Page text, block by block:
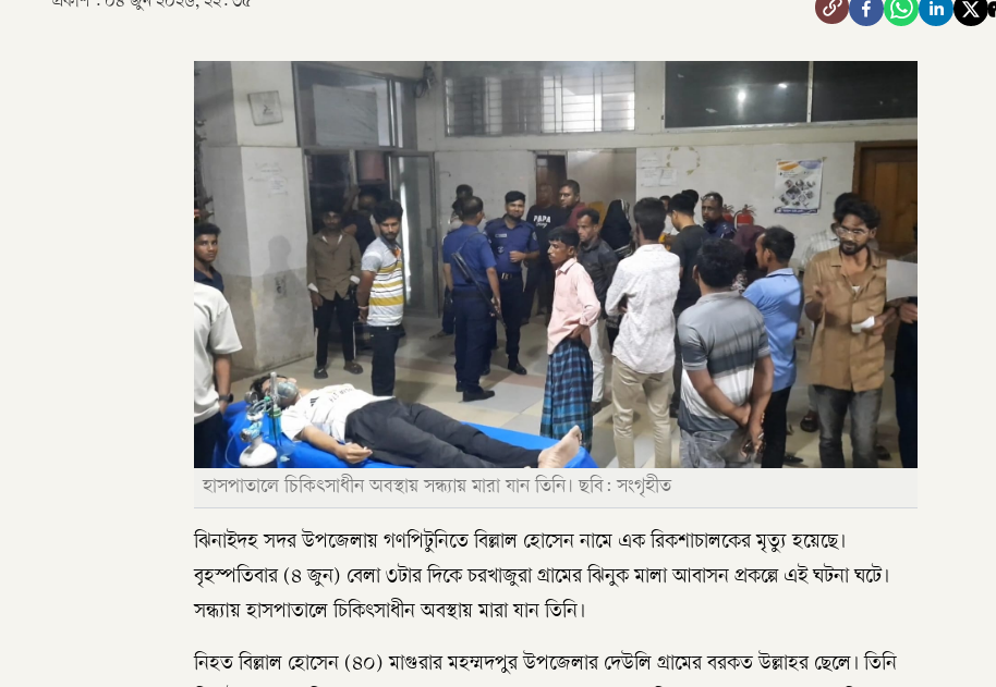
হাসপাতালে চিকিৎসাধীন অবস্থায় সন্ধ্যায় মারা যান তিনি। ছবি: সংগৃহীত
ঝিনাইদহ সদর উপজেলায় গণপিটুনিতে বিল্লাল হোসেন নামে এক রিকশাচালকের মৃত্যু হয়েছে।
বৃহস্পতিবার (৪ জুন) বেলা ৩টার দিকে চরখাজুরা গ্রামের ঝিনুক মালা আবাসন প্রকল্পে এই ঘটনা ঘটে।
সন্ধ্যায় হাসপাতালে চিকিৎসাধীন অবস্থায় মারা যান তিনি।
নিহত বিল্লাল হোসেন (৪০) মাগুরার মহম্মদপুর উপজেলার দেউলি গ্রামের বরকত উল্লাহর ছেলে। তিনি